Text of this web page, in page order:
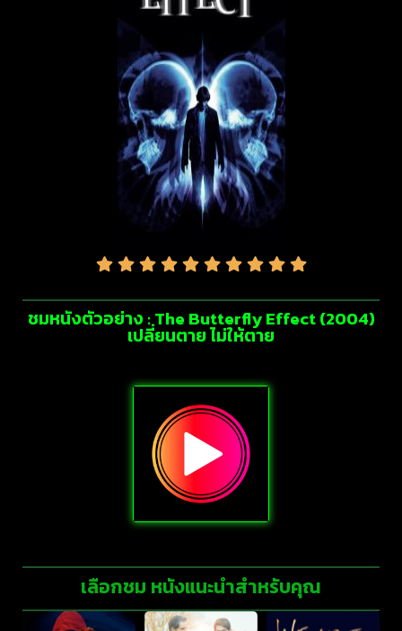
ชมหนังตัวอย่าง : The Butterfly Effect (2004)
เปลี่ยนตาย ไม่ให้ตาย
เลือกชม หนังแนะนำสำหรับคุณ